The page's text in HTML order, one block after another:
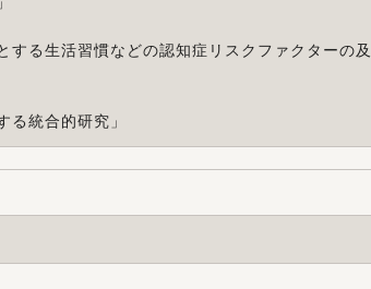
する生活習慣などの認知症リスクファクターの及
る統合的研究 」